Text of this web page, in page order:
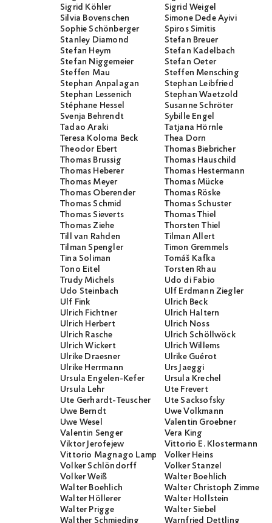
Sigrid Köhler
Sigrid Weigel
Silvia Bovenschen
Simone Dede Ayivi
Sophie Schönberger
Spiros Simitis
Stanley Diamond
Stefan Breuer
Stefan Heym
Stefan Kadelbach
Stefan Niggemeier
Stefan Oeter
Steffen Mau
Steffen Mensching
Stephan Anpalagan
Stephan Leibfried
Stephan Lessenich
Stephan Waetzold
Stéphane Hessel
Susanne Schröter
Svenja Behrendt
Sybille Engel
Tadao Araki
Tatjana Hörnle
Teresa Koloma Beck
Thea Dorn
Theodor Ebert
Thomas Biebricher
Thomas Brussig
Thomas Hauschild
Thomas Heberer
Thomas Hestermann
Thomas Meyer
Thomas Mücke
Thomas Oberender
Thomas Röske
Thomas Schmid
Thomas Schuster
Thomas Sieverts
Thomas Thiel
Thomas Ziehe
Thorsten Thiel
Till van Rahden
Tilman Allert
Tilman Spengler
Timon Gremmels
Tina Soliman
Tomáš Kafka
Tono Eitel
Torsten Rhau
Trudy Michels
Udo di Fabio
Udo Steinbach
Ulf Erdmann Ziegler
Ulf Fink
Ulrich Beck
Ulrich Fichtner
Ulrich Haltern
Ulrich Herbert
Ulrich Noss
Ulrich Rasche
Ulrich Schöllwöck
Ulrich Wickert
Ulrich Willems
Ulrike Draesner
Ulrike Guérot
Ulrike Herrmann
Urs Jaeggi
Ursula Engelen-Kefer
Ursula Krechel
Ursula Lehr
Ute Frevert
Ute Gerhardt-Teuscher
Ute Sacksofsky
Uwe Berndt
Uwe Volkmann
Uwe Wesel
Valentin Groebner
Valentin Senger
Vera King
Viktor Jerofejew
Vittorio E. Klostermann
Vittorio Magnago LampugnaniVolker Heins
Volker Schlöndorff
Volker Stanzel
Volker Weiß
Walter Boehlich
Walter Boehlich
Walter Christoph Zimmerli
Walter Höllerer
Walter Hollstein
Walter Prigge
Walter Siebel
Walther Schmieding
Warnfried Dettling